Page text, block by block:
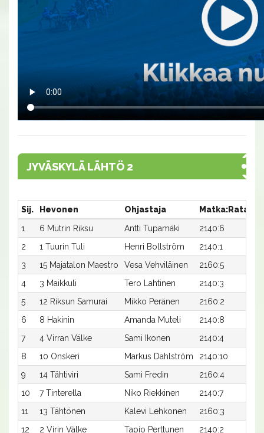
JYVÄSKYLÄ LÄHTÖ 2
Sij. Hevonen Ohjastaja Matka:Rata
1
6 Mutrin Riksu Antti Tupamäki 2140:6
2
1 Tuurin Tuli Henri Bollström 2140:1
3
15 Majatalon Maestro Vesa Vehviläinen 2160:5
4
3 Maikkuli Tero Lahtinen 2140:3
5
12 Riksun Samurai Mikko Peränen 2160:2
6
8 Hakinin Amanda Muteli 2140:8
7
4 Virran Välke Sami Ikonen 2140:4
8
10 Onskeri Markus Dahlström 2140:10
9
14 Tähtiviri Sami Fredin 2160:4
10
7 Tinterella Niko Riekkinen 2140:7
11
13 Tähtönen Kalevi Lehkonen 2160:3
12
2 Virin Välke Tapio Perttunen 2140:2